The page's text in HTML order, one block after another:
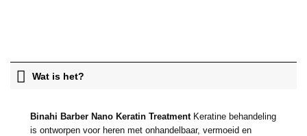
Wat is het?
Binahi Barber Nano Keratin Treatment Keratine behandeling
is ontworpen voor heren met onhandelbaar, vermoeid en